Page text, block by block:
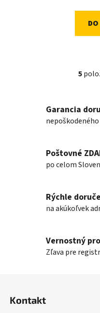
5
Garancia
Poštovné
po celom
Rýchle
na akúkoľvek
Vernostný
Zľava pre
Kontakt